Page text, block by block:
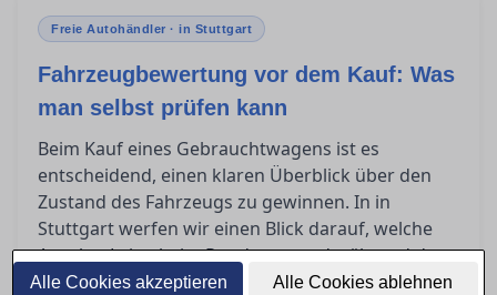
Alle Cookies akzeptieren Alle Cookies ablehnen
Freie Autohändler · in Stuttgart
Fahrzeugbewertung vor dem Kauf: Was
man selbst prüfen kann
Beim Kauf eines Gebrauchtwagens ist es
entscheidend, einen klaren Überblick über den
Zustand des Fahrzeugs zu gewinnen. In in
Stuttgart werfen wir einen Blick darauf, welche
Aspekte Laien beim Rundgang und während der
Probefahrt eigenständig einschätzen können.